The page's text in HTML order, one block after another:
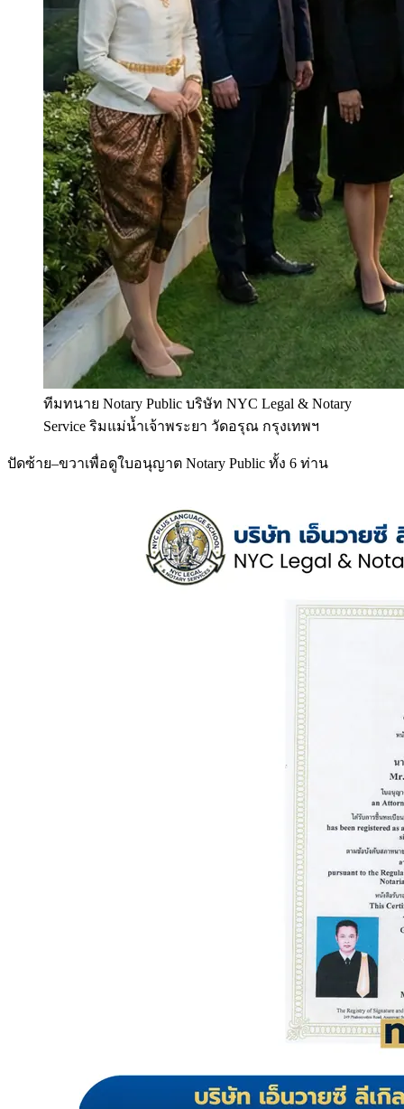
ทีมทนาย Notary Public บริษัท NYC Legal & Notary
Service ริมแม่น้ำเจ้าพระยา วัดอรุณ กรุงเทพฯ
ปัดซ้าย–ขวาเพื่อดูใบอนุญาต Notary Public ทั้ง 6 ท่าน